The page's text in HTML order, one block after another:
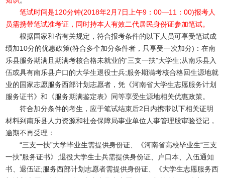
笔试时间是120分钟(2018年2月7日上午9：00—11：00)报考人
员需携带笔试准考证，同时持本人有效二代居民身份证参加笔试。
根据国家和省有关规定，符合报考条件的以下人员可享受笔试成
绩加10分的优惠政策(符合多个加分条件者，只享受一次加分)：在南
乐县服务期满且期满考核合格未就业的“三支一扶”大学生;从南乐县入
伍或具有南乐县户口的大学生退役士兵;服务期满考核合格回生源地就
业的国家志愿服务西部计划志愿者，凭《河南省大学生志愿服务计划
服务证书》和《服务期满鉴定表》同等享受生源地相关优惠政策。
符合加分条件的考生，应于笔试结束后2日内携带以下相关证明
材料到南乐县人力资源和社会保障局事业单位人事管理股审验登记，
逾期不再受理：
“三支一扶”大学毕业生需提供身份证、《河南省高校毕业生“三支
一扶”服务证书》;退役大学生士兵需提供身份证、户口本、入伍通知
书、退伍证;服务西部计划志愿者需提供身份证、《大学生志愿服务西